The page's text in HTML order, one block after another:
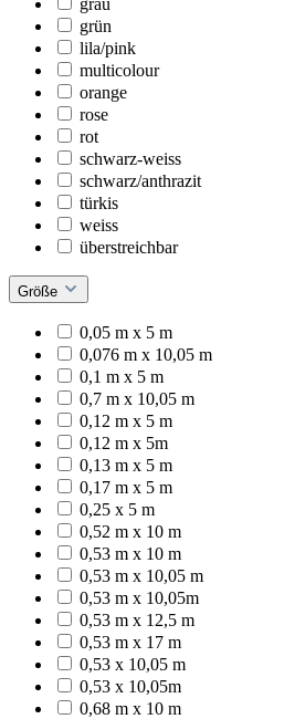
grün
lila/pink
multicolour
orange
rose
rot
schwarz-weiss
schwarz/anthrazit
türkis
weiss
überstreichbar
Größe
0,05 m x 5 m
0,076 m x 10,05 m
0,1 m x 5 m
0,7 m x 10,05 m
0,12 m x 5 m
0,12 m x 5m
0,13 m x 5 m
0,17 m x 5 m
0,25 x 5 m
0,52 m x 10 m
0,53 m x 10 m
0,53 m x 10,05 m
0,53 m x 10,05m
0,53 m x 12,5 m
0,53 m x 17 m
0,53 x 10,05 m
0,53 x 10,05m
0,68 m x 10 m